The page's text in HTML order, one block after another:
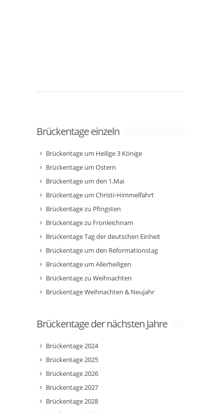
Brückentage einzeln
Brückentage um Heilige 3 Könige
Brückentage um Ostern
Brückentage um den 1.Mai
Brückentage um Christi-Himmelfahrt
Brückentage zu Pfingsten
Brückentage zu Fronleichnam
Brückentage Tag der deutschen Einheit
Brückentage um den Reformationstag
Brückentage um Allerheiligen
Brückentage zu Weihnachten
Brückentage Weihnachten & Neujahr
Brückentage der nächsten Jahre
Brückentage 2024
Brückentage 2025
Brückentage 2026
Brückentage 2027
Brückentage 2028